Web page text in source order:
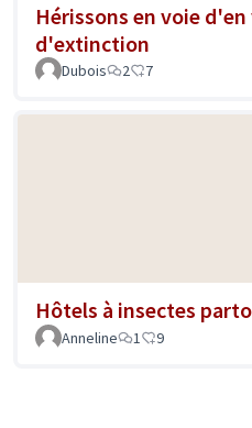
Hérissons en voie
d'extinction
Dubois 2 7
Hôtels à insectes
Anneline
1 9